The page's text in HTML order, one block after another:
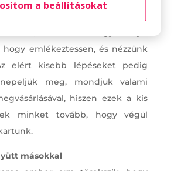
emlékeztessen, és nézzünk
elért kisebb lépéseket pedig
meg, mondjuk valami
hiszen ezek a kis
minket tovább, hogy végül
másokkal
a beállításokat